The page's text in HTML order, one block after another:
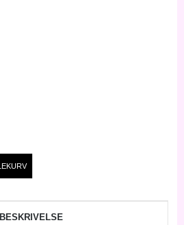
BESKRIVELSE